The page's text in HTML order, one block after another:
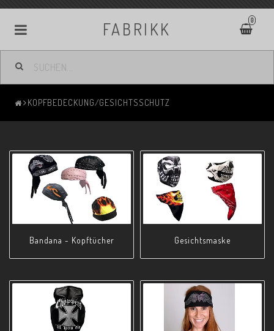
FABRIKK 0
KOPFBEDECKUNG/GESICHTSSCHUTZ
Bandana - Kopftücher Gesichtsmaske